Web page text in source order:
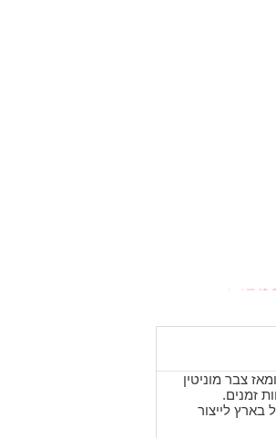
עולם הגידור - תכנון ויצור גדרות נוסד בשנת 2005 ומאז צבר מוניטין
זמנים.
בארץ לייצור